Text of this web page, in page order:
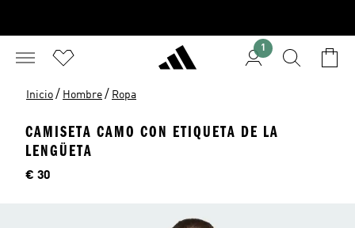
1
Inicio / Hombre / Ropa
CAMISETA CAMO CON ETIQUETA DE LA
LENGÜETA
Precio
€ 30